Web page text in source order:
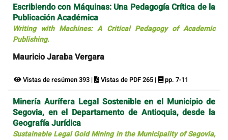
Escribiendo con Máquinas: Una Pedagogía Crítica de la
Publicación Académica
Writing with Machines: A Critical Pedagogy of Academic
Publishing.
Mauricio Jaraba Vergara
Vistas de resúmen 393 | Vistas de PDF 265 | pp. 7-11
Minería Aurífera Legal Sostenible en el Municipio de
Segovia, en el Departamento de Antioquia, desde la
Geografía Jurídica
Sustainable Legal Gold Mining in the Municipality of Segovia,